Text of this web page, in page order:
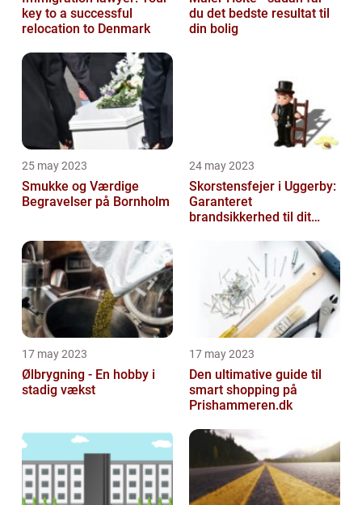
key to a successful
relocation to Denmark
du det bedste resultat til
din bolig
25 may 2023
Smukke og Værdige
Begravelser på Bornholm
24 may 2023
Skorstensfejer i Uggerby:
Garanteret
brandsikkerhed til dit
17 may 2023
Ølbrygning - En hobby i
stadig vækst
17 may 2023
Den ultimative guide til
smart shopping på
Prishammeren.dk